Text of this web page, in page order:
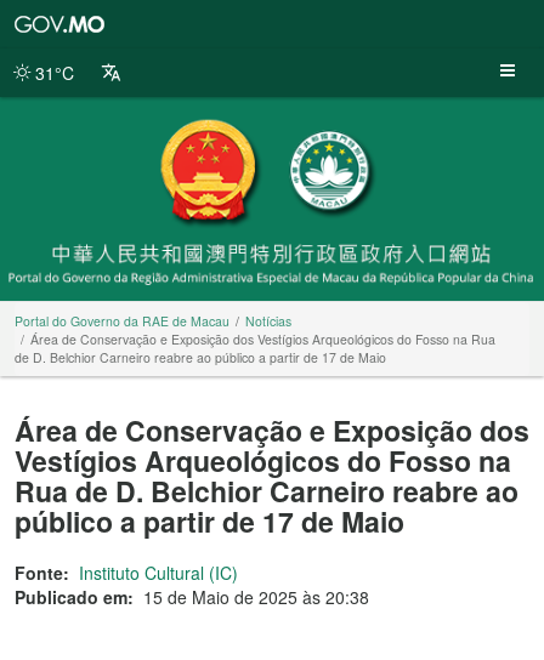
da
31°C
Portal do Governo da RAE de Macau
Notícias
Área de Conservação e Exposição dos Vestígios Arqueológicos do Fosso na Rua
de D. Belchior Carneiro reabre ao público a partir de 17 de Maio
Área de Conservação e Exposição dos
Vestígios Arqueológicos do Fosso na
Rua de D. Belchior Carneiro reabre ao
público a partir de 17 de Maio
Fonte: Instituto Cultural (IC)
Publicado em: 15 de Maio de 2025 às 20:38